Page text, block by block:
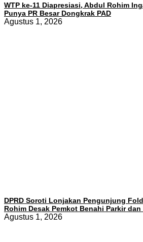
WTP ke-11 Diapresiasi, Abdul Rohim
Punya PR Besar Dongkrak PAD
Agustus 1, 2026
DPRD Soroti Lonjakan Pengunjung
Rohim Desak Pemkot Benahi Parkir
Agustus 1, 2026